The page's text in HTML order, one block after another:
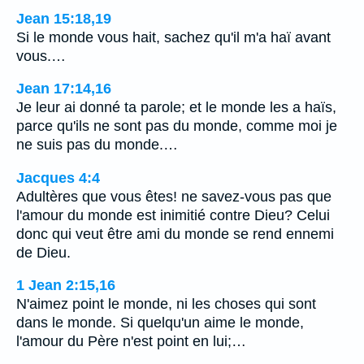
Jean 15:18,19
Si le monde vous hait, sachez qu'il m'a haï avant
vous.…
Jean 17:14,16
Je leur ai donné ta parole; et le monde les a haïs,
parce qu'ils ne sont pas du monde, comme moi je
ne suis pas du monde.…
Jacques 4:4
Adultères que vous êtes! ne savez-vous pas que
l'amour du monde est inimitié contre Dieu? Celui
donc qui veut être ami du monde se rend ennemi
de Dieu.
1 Jean 2:15,16
N'aimez point le monde, ni les choses qui sont
dans le monde. Si quelqu'un aime le monde,
l'amour du Père n'est point en lui;…